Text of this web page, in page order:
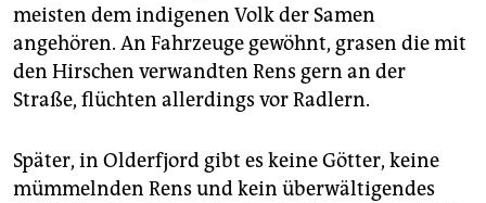
meisten dem indigenen Volk der Samen
angehören. An Fahrzeuge gewöhnt, grasen die mit
den Hirschen verwandten Rens gern an der
Straße, flüchten allerdings vor Radlern.
Später, in Olderfjord gibt es keine Götter, keine
mümmelnden Rens und kein überwältigendes